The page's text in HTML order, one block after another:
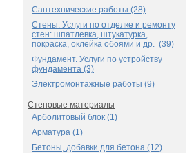
Сантехнические работы (28)
Стены. Услуги по отделке и ремонту
стен: шпатлевка, штукатурка,
покраска, оклейка обоями и др. (39)
Фундамент. Услуги по устройству
фундамента (3)
Электромонтажные работы (9)
Стеновые материалы
Арболитовый блок (1)
Арматура (1)
Бетоны, добавки для бетона (12)